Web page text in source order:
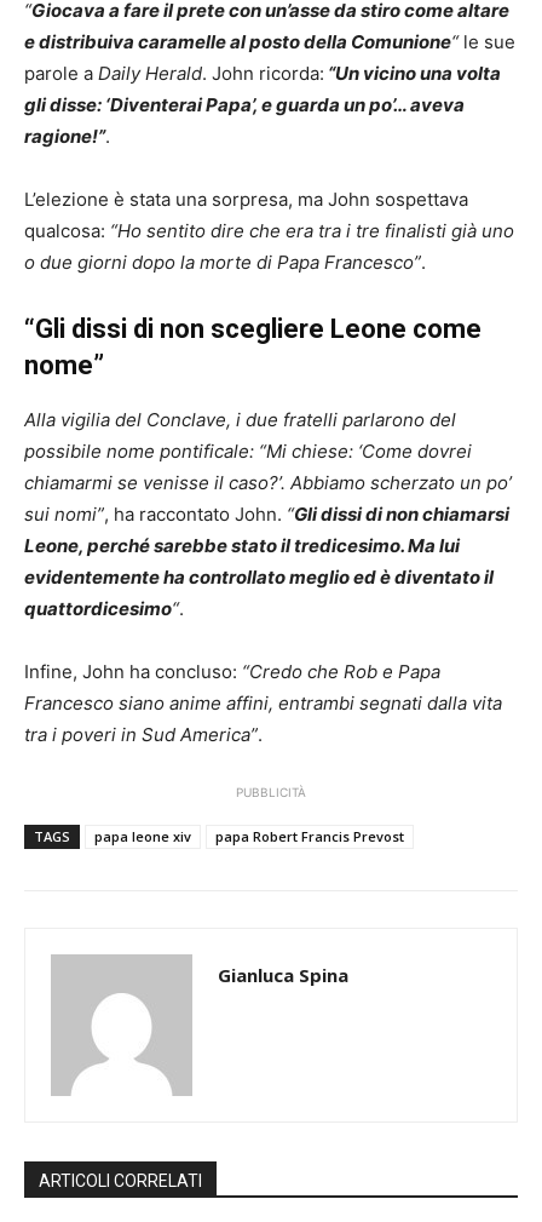
“Giocava a fare il prete con un’asse da stiro come altare
e distribuiva caramelle al posto della Comunione“le sue
parole a Daily Herald. John ricorda: “Un vicino una volta
gli disse: ‘Diventerai Papa’, e guarda un po’… aveva
ragione!”.
L’elezione è stata una sorpresa, ma John sospettava
qualcosa: “Ho sentito dire che era tra i tre finalisti già uno
o due giorni dopo la morte di Papa Francesco”.
“Gli dissi di non scegliere Leone come
nome”
Alla vigilia del Conclave, i due fratelli parlarono del
possibile nome pontificale: “Mi chiese: ‘Come dovrei
chiamarmi se venisse il caso?’. Abbiamo scherzato un po’
sui nomi”, ha raccontato John. “Gli dissi di non chiamarsi
Leone, perché sarebbe stato il tredicesimo. Ma lui
evidentemente ha controllato meglio ed è diventato il
quattordicesimo“.
Infine, John ha concluso: “Credo che Rob e Papa
Francesco siano anime affini, entrambi segnati dalla vita
tra i poveri in Sud America”.
PUBBLICITÀ
TAGS papa leone xiv papa Robert Francis Prevost
Gianluca Spina
ARTICOLI CORRELATI